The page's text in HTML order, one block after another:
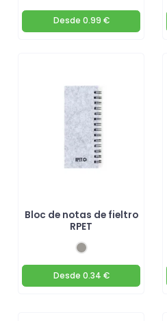
Desde 0.99 €
Bloc de notas de fieltro
RPET
Desde 0.34 €